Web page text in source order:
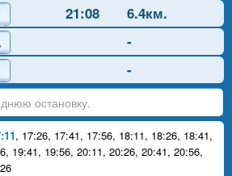
21:08
6.4км.
-
-
, 17:26, 17:41, 17:56, 18:11, 18:26, 18:41,
, 19:41, 19:56, 20:11, 20:26, 20:41, 20:56,